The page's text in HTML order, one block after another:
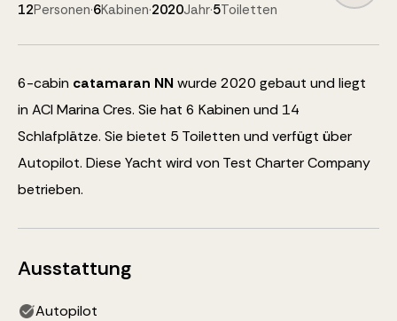
12Personen·6Kabinen·2020Jahr·5Toiletten
6-cabin catamaran NN wurde 2020 gebaut und liegt
in ACI Marina Cres. Sie hat 6 Kabinen und 14
Schlafplätze. Sie bietet 5 Toiletten und verfügt über
Autopilot. Diese Yacht wird von Test Charter Company
betrieben.
Ausstattung
Autopilot